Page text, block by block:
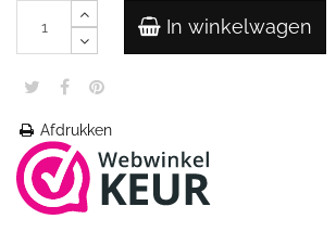
In winkelwagen
Afdrukken